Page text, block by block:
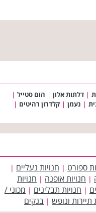
| דלתות אלון | הום סטייל |
| נעמן | קלדרון רהיטים |
ספורט | חנויות נעליים |
| חנויות אופנה | חנויות
| חנויות תבלינים | מכוני /
ונופש | בנקים